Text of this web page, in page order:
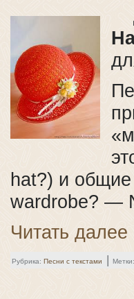
hat?) и
wardrobe? —
Читать далее
Рубрика: Песни с текстами | Метки: